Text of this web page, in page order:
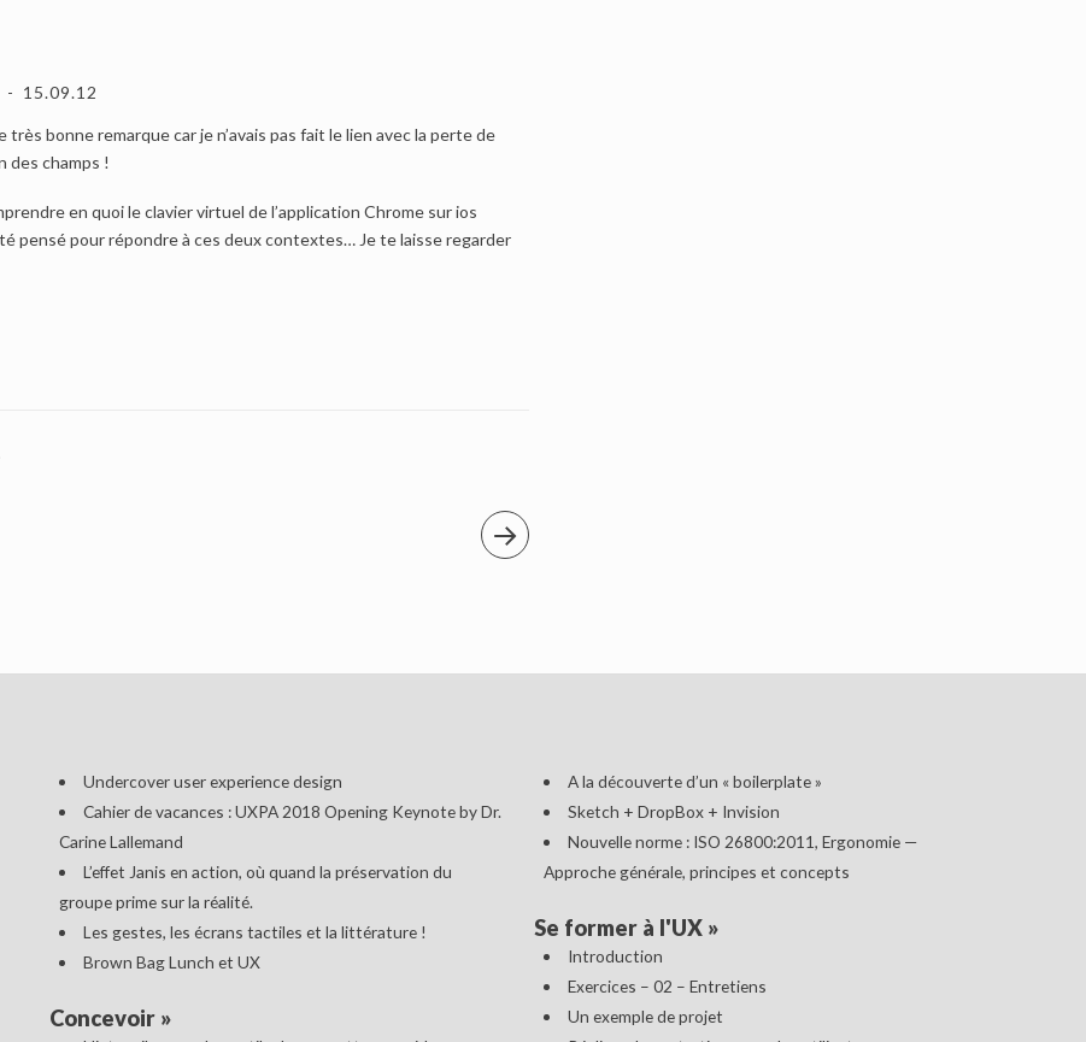
15.09.12
très bonne remarque car je n’avais pas fait le lien avec la perte de
des champs !
en quoi le clavier virtuel de l’application Chrome sur ios
pensé pour répondre à ces deux contextes… Je te laisse regarder
Undercover user experience design
Cahier de vacances : UXPA 2018 Opening Keynote by Dr.
Carine Lallemand
L’effet Janis en action, où quand la préservation du
groupe prime sur la réalité.
Les gestes, les écrans tactiles et la littérature !
Brown Bag Lunch et UX
Concevoir»
A la découverte d’un « boilerplate »
Sketch + DropBox + Invision
Nouvelle norme : ISO 26800:2011, Ergonomie —
Approche générale, principes et concepts
Se former à l'UX»
Introduction
Exercices – 02 – Entretiens
Un exemple de projet